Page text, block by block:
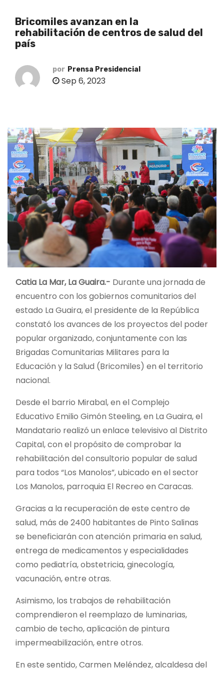
Bricomiles avanzan en la
rehabilitación de centros de salud del
país
por Prensa Presidencial
Sep 6, 2023
Catia La Mar, La Guaira.- Durante una jornada de
encuentro con los gobiernos comunitarios del
estado La Guaira, el presidente de la República
constató los avances de los proyectos del poder
popular organizado, conjuntamente con las
Brigadas Comunitarias Militares para la
Educación y la Salud (Bricomiles) en el territorio
nacional.
Desde el barrio Mirabal, en el Complejo
Educativo Emilio Gimón Steeling, en La Guaira, el
Mandatario realizó un enlace televisivo al Distrito
Capital, con el propósito de comprobar la
rehabilitación del consultorio popular de salud
para todos “Los Manolos”, ubicado en el sector
Los Manolos, parroquia El Recreo en Caracas.
Gracias a la recuperación de este centro de
salud, más de 2400 habitantes de Pinto Salinas
se beneficiarán con atención primaria en salud,
entrega de medicamentos y especialidades
como pediatría, obstetricia, ginecología,
vacunación, entre otras.
Asimismo, los trabajos de rehabilitación
comprendieron el reemplazo de luminarias,
cambio de techo, aplicación de pintura
impermeabilización, entre otros.
En este sentido, Carmen Meléndez, alcaldesa del